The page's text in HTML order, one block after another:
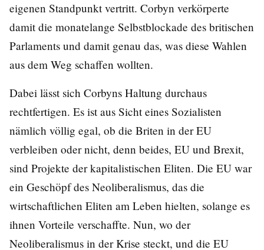
eigenen Standpunkt vertritt. Corbyn verkörperte
damit die monatelange Selbstblockade des britischen
Parlaments und damit genau das, was diese Wahlen
aus dem Weg schaffen wollten.
Dabei lässt sich Corbyns Haltung durchaus
rechtfertigen. Es ist aus Sicht eines Sozialisten
nämlich völlig egal, ob die Briten in der EU
verbleiben oder nicht, denn beides, EU und Brexit,
sind Projekte der kapitalistischen Eliten. Die EU war
ein Geschöpf des Neoliberalismus, das die
wirtschaftlichen Eliten am Leben hielten, solange es
ihnen Vorteile verschaffte. Nun, wo der
Neoliberalismus in der Krise steckt, und die EU